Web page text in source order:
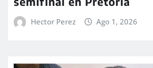
Hector Perez Ago 1, 2026